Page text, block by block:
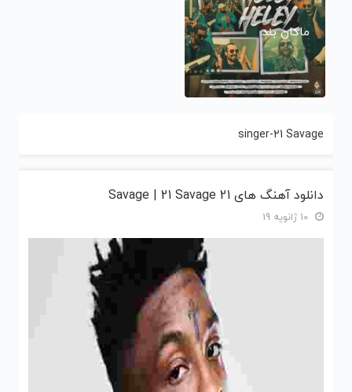
ماکان بند
singer-21 Savage
دانلود آهنگ های 21 Savage | 21 Savage